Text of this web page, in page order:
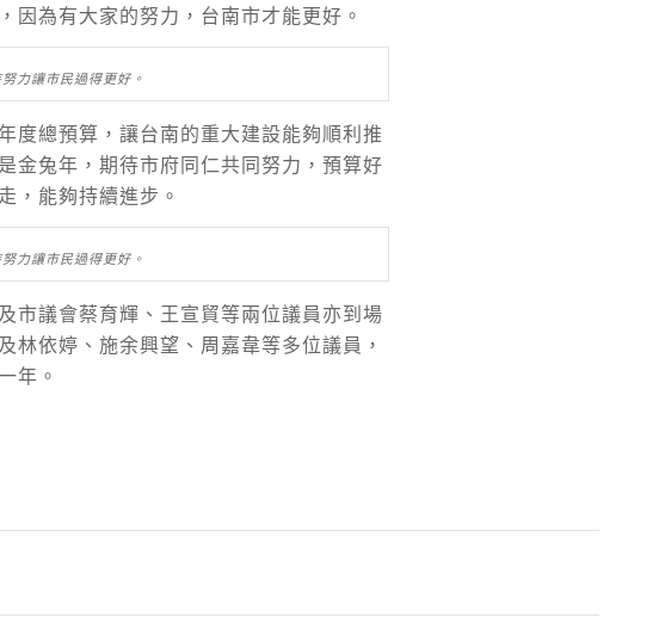
因為有大家的努力，台南市才能更好。
力讓市民過得更好。
度總預算，讓台南的重大建設能夠順利推
金兔年，期待市府同仁共同努力，預算好
，能夠持續進步。
力讓市民過得更好。
市議會蔡育輝、王宣貿等兩位議員亦到場
林依婷、施余興望、周嘉韋等多位議員，
年。